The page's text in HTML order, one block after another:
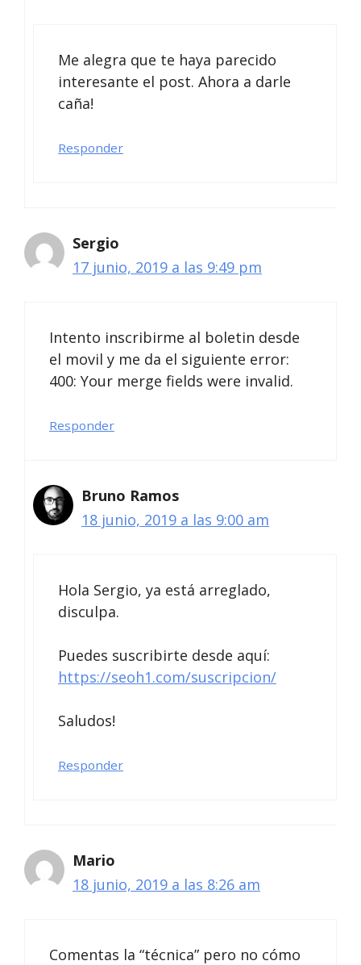
Me alegra que te haya parecido
interesante el post. Ahora a darle
caña!
Responder
Sergio
17 junio, 2019 a las 9:49 pm
Intento inscribirme al boletin desde
el movil y me da el siguiente error:
400: Your merge fields were invalid.
Responder
Bruno Ramos
18 junio, 2019 a las 9:00 am
Hola Sergio, ya está arreglado,
disculpa.
Puedes suscribirte desde aquí:
https://seoh1.com/suscripcion/
Saludos!
Responder
Mario
18 junio, 2019 a las 8:26 am
Comentas la “técnica” pero no cómo